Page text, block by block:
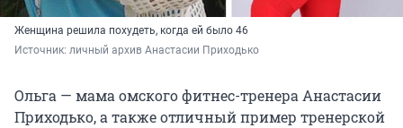
Женщина решила похудеть, когда ей было 46
Источник: личный архив Анастасии Приходько
Ольга — мама омского фитнес-тренера Анастасии
Приходько, а также отличный пример тренерской